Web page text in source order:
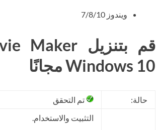
ويندوز 7/8/10
Windows 10 مجانًا
حالة: تم التحقق
التثبيت والاستخدام.